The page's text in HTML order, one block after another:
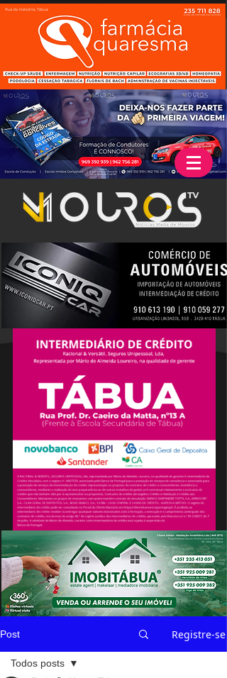
Post Registre-se
Todos posts